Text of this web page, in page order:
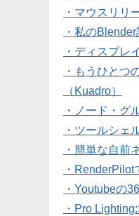
・マウスリリ
・私のBlender
・ディスプレ
・もうひとつ
（Kuadro）
・ノード・グ
・ツールシェ
・簡単な自前
・
・Youtubeの
・Pro